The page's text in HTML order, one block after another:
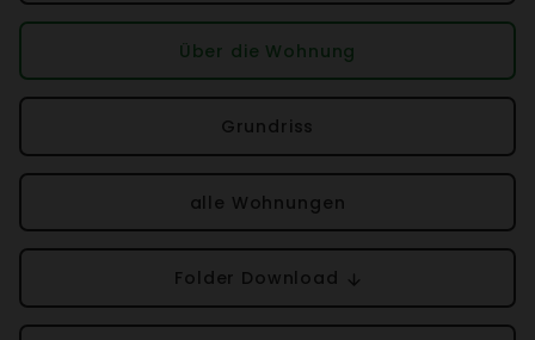
Über die Wohnung
Grund­riss
alle Wohnungen
Folder Down­load